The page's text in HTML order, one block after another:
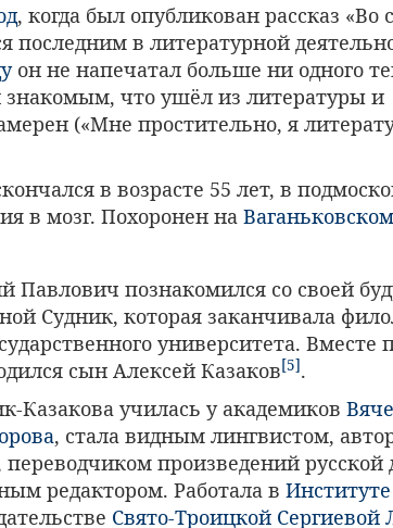
, когда был опубликован рассказ «Во
последним в литературной
он не напечатал больше ни одного
знакомым, что ушёл из литературы и
(«Мне простительно, я
в возрасте 55 лет, в
в мозг. Похоронен на
Павлович познакомился со своей
Судник, которая заканчивала
университета.
сын Алексей Казаков[5].
Казакова училась у академиков
, стала видным лингвистом,
переводчиком произведений русской
редактором. Работала в Институте
Свято-Троицкой Сергиевой